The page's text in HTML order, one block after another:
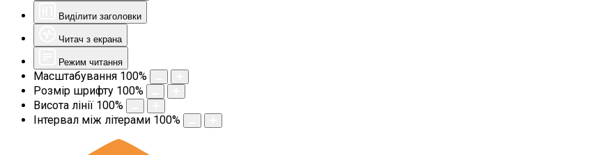
Виділити заголовки
Читач з екрана
Режим читання
Масштабування 100%
Розмір шрифту 100%
Висота лінії 100%
Інтервал між літерами 100%